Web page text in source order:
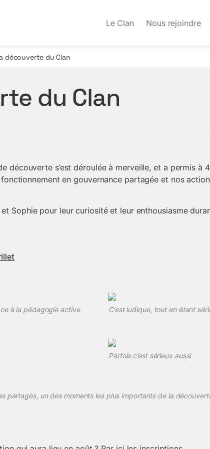
Le Clan Nous rejoindre
découverte du Clan
du Clan
découverte s’est déroulée à merveille, et a permis à
en gouvernance partagée et nos
Sophie pour leur curiosité et leur enthousiasme
à la pédagogie active C’est ludique, tout en étant
Parfois c’est sérieux aussi
partagés, un des moments les plus importants de la